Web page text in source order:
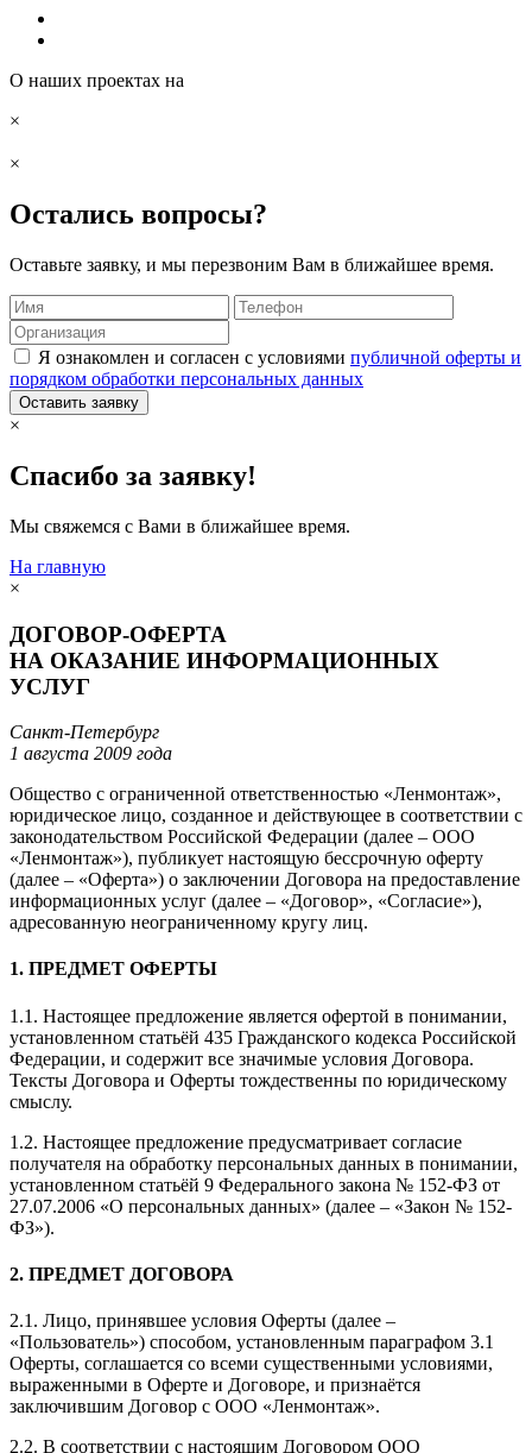
О наших проектах на
×
×
Остались вопросы?
Оставьте заявку, и мы перезвоним Вам в ближайшее время.
Я ознакомлен и согласен с условиями публичной оферты и
порядком обработки персональных данных
Оставить заявку
×
Спасибо за заявку!
Мы свяжемся с Вами в ближайшее время.
На главную
×
ДОГОВОР-ОФЕРТА
НА ОКАЗАНИЕ ИНФОРМАЦИОННЫХ
УСЛУГ
Санкт-Петербург
1 августа 2009 года
Общество с ограниченной ответственностью «Ленмонтаж»,
юридическое лицо, созданное и действующее в соответствии с
законодательством Российской Федерации (далее – ООО
«Ленмонтаж»), публикует настоящую бессрочную оферту
(далее – «Оферта») о заключении Договора на предоставление
информационных услуг (далее – «Договор», «Согласие»),
адресованную неограниченному кругу лиц.
1. ПРЕДМЕТ ОФЕРТЫ
1.1. Настоящее предложение является офертой в понимании,
установленном статьёй 435 Гражданского кодекса Российской
Федерации, и содержит все значимые условия Договора.
Тексты Договора и Оферты тождественны по юридическому
смыслу.
1.2. Настоящее предложение предусматривает согласие
получателя на обработку персональных данных в понимании,
установленном статьёй 9 Федерального закона № 152-ФЗ от
27.07.2006 «О персональных данных» (далее – «Закон № 152-
ФЗ»).
2. ПРЕДМЕТ ДОГОВОРА
2.1. Лицо, принявшее условия Оферты (далее –
«Пользователь») способом, установленным параграфом 3.1
Оферты, соглашается со всеми существенными условиями,
выраженными в Оферте и Договоре, и признаётся
заключившим Договор с ООО «Ленмонтаж».
2.2. В соответствии с настоящим Договором ООО